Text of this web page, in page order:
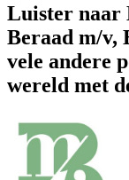
Luister naar
Beraad m/v,
vele andere
wereld met